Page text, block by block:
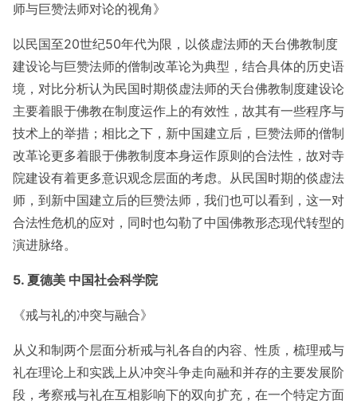
师与巨赞法师对论的视角》
以民国至20世纪50年代为限，以倓虚法师的天台佛教制度
建设论与巨赞法师的僧制改革论为典型，结合具体的历史语
境，对比分析认为民国时期倓虚法师的天台佛教制度建设论
主要着眼于佛教在制度运作上的有效性，故其有一些程序与
技术上的举措；相比之下，新中国建立后，巨赞法师的僧制
改革论更多着眼于佛教制度本身运作原则的合法性，故对寺
院建设有着更多意识观念层面的考虑。从民国时期的倓虚法
师，到新中国建立后的巨赞法师，我们也可以看到，这一对
合法性危机的应对，同时也勾勒了中国佛教形态现代转型的
演进脉络。
5. 夏德美 中国社会科学院
《戒与礼的冲突与融合》
从义和制两个层面分析戒与礼各自的内容、性质，梳理戒与
礼在理论上和实践上从冲突斗争走向融和并存的主要发展阶
段，考察戒与礼在互相影响下的双向扩充，在一个特定方面